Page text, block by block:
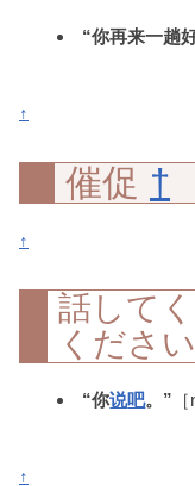
“你再来一趟
↑
催促 †
↑
話して
くださ
“你说吧。”
↑